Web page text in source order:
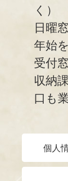
く）
日曜
年始
受付
収納
口も
個人